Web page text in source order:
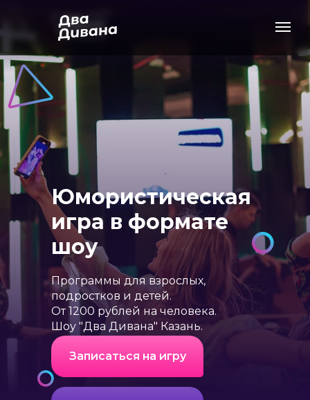
Юмористическая
игра в формате
шоу
Программы для взрослых,
подростков и детей.
От 1200 рублей на человека.
Шоу "Два Дивана" Казань.
Записаться на игру